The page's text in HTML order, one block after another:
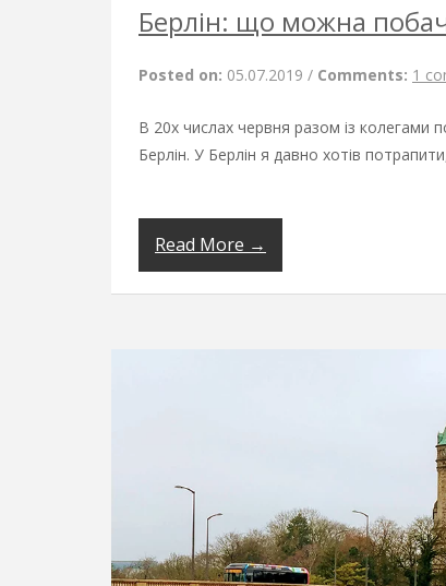
Берлін: що можна
Posted on: 05.07.2019 / Comments: 1
В 20х числах червня разом із колегами
Берлін. У Берлін я давно хотів
Read More →